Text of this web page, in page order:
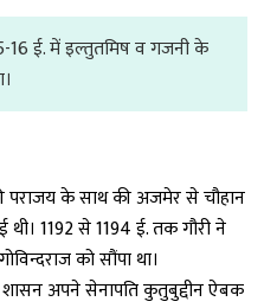
16 ई. में इल्तुतमिष व गजनी के
पराजय के साथ की अजमेर से चौहान
थी। 1192 से 1194 ई. तक गौरी ने
को सौंपा था।
अपने सेनापति कुतुबुद्दीन ऐबक